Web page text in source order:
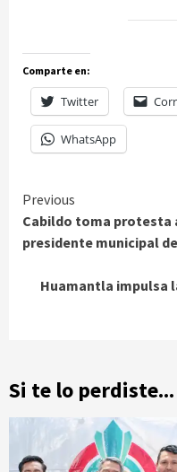
Comparte en:
Twitter
WhatsApp
Continue
Reading
Previous
Cabildo toma protesta
presidente municipal
Huamantla impulsa
Si te lo perdiste...